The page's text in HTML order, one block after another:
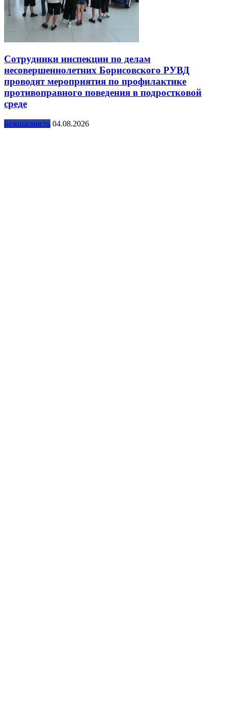
Сотрудники инспекции по делам
несовершеннолетних Борисовского РУВД
проводят мероприятия по профилактике
противоправного поведения в подростковой
среде
Безопасность 04.08.2026